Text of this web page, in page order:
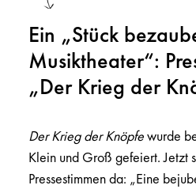
Ein „Stück
Musiktheater“:
„Der Krieg der
Der Krieg der Knöpfewurde
Klein und Groß gefeiert. Jetzt
Pressestimmen da: „Eine